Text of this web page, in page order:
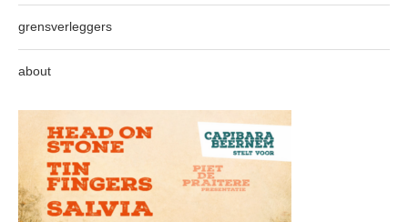
grensverleggers
about